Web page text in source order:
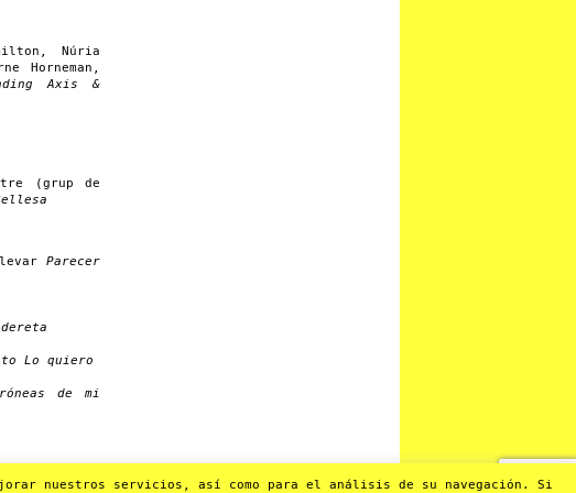
Núria
Horneman,
Axis &
(grup de
Parecer
Lo quiero
de mi
nuestros servicios, así como para el análisis de su navegación. Si